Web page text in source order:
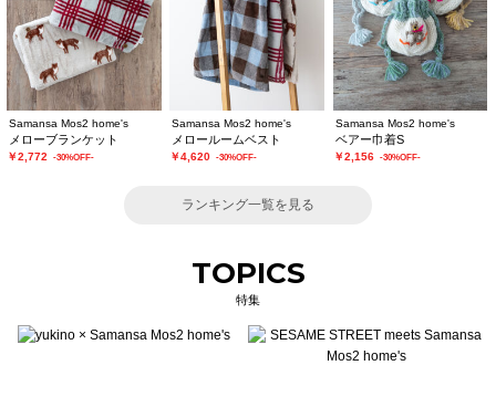
Samansa Mos2 home's
メローブランケット
￥2,772 -30%OFF-
Samansa Mos2 home's
メロールームベスト
￥4,620 -30%OFF-
Samansa Mos2 home's
ベアー巾着S
￥2,156 -30%OFF-
ランキング一覧を見る
TOPICS
特集